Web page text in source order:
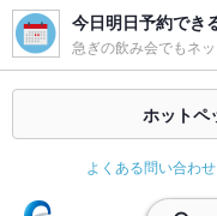
今日明日予約でき
急ぎの飲み会でもネッ
ホットペ
よくある問い合わせ